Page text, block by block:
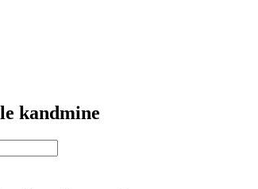
kandmine